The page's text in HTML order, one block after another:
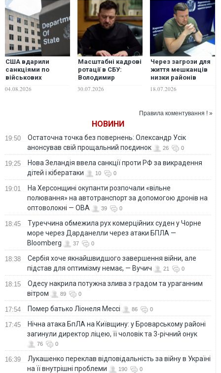
США вдарили
санкціями по
військових
04.08.2026
Масштабні кадрові
ротації в СБУ:
Володимир
підписав низку
30.07.2026
Через загрози для
життя мешканців
низки районів
приміських сіл
безпечні райони
18.07.2026
Правила коментування ! »
НОВИНИ
19:50
Остаточна точка без повернень: Олександр Усік
анонсував свій прощальний поєдинок
26 0
19:25
Нова Зеландія ввела санкції проти РФ за викрадення
дітей і кібератаки
10 0
19:01
На Херсонщині окупанти розпочали «вільне
полювання» на автотранспорт за допомогою дронів на
оптоволокні — ОВА
39 0
18:45
Туреччина обмежила рух комерційних суден у Чорне
море через Дарданелли через атаки БПЛА —
Bloomberg
37 0
18:38
Сербія хоче якнайшвидшого завершення війни, але
підстав для оптимізму немає, — Вучич
21 0
18:15
Одесу накрила потужна злива з градом та ураганним
вітром
89 0
17:54 Помер батько Ліонеля Мессі 86 0
17:45
Нічна атака БпЛА на Київщину: у Броварському районі
загинули директор ліцею, її чоловік та 3-річний онук
76 0
16:39
Лукашенко переклав відповідальність за війну в Україні
на її внутрішні проблеми
190 0